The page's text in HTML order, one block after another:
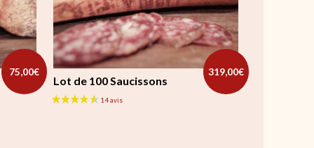
75,00€
Lot de 100 Saucissons
319,00€